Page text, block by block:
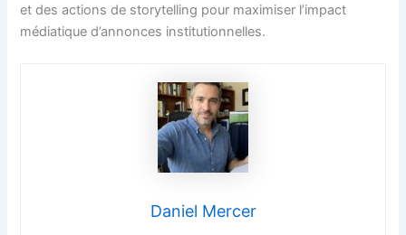
et des actions de storytelling pour maximiser l’impact
médiatique d’annonces institutionnelles.
Daniel Mercer